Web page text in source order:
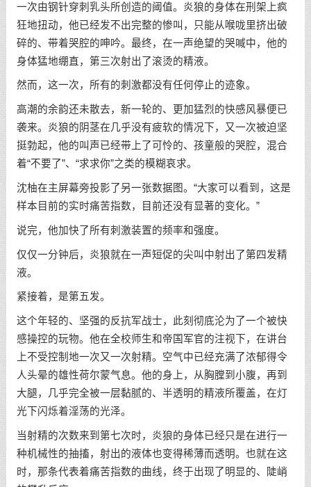
一次由钢针穿刺乳头所创造的阈值。炎狼的身体在刑架上疯
狂地扭动，他已经发不出完整的惨叫，只能从喉咙里挤出破
碎的、带着哭腔的呻吟。最终，在一声绝望的哭喊中，他的
身体猛地绷直，第三次射出了滚烫的精液。
然而，这一次，所有的刺激都没有任何停止的迹象。
高潮的余韵还未散去，新一轮的、更加猛烈的快感风暴便已
袭来。炎狼的阴茎在几乎没有疲软的情况下，又一次被迫坚
挺勃起，他的叫声已经带上了可怜的、孩童般的哭腔，混合
着“不要了”、“求求你”之类的模糊哀求。
沈柚在主屏幕旁投影了另一张数据图。“大家可以看到，这是
样本目前的实时痛苦指数，目前还没有显著的变化。”
说完，他加快了所有刺激装置的频率和强度。
仅仅一分钟后，炎狼就在一声短促的尖叫中射出了第四发精
液。
紧接着，是第五发。
这个年轻的、坚强的反抗军战士，此刻彻底沦为了一个被快
感操控的玩物。他在全校师生和帝国军官的注视下，在讲台
上不受控制地一次又一次射精。空气中已经充满了浓郁得令
人头晕的雄性荷尔蒙气息。他的身上，从胸膛到小腹，再到
大腿，几乎完全被一层黏腻的、半透明的精液所覆盖，在灯
光下闪烁着淫荡的光泽。
当射精的次数来到第七次时，炎狼的身体已经只是在进行一
种机械性的抽搐，射出的液体也变得稀薄而透明。也就在这
时，那条代表着痛苦指数的曲线，终于出现了明显的、陡峭